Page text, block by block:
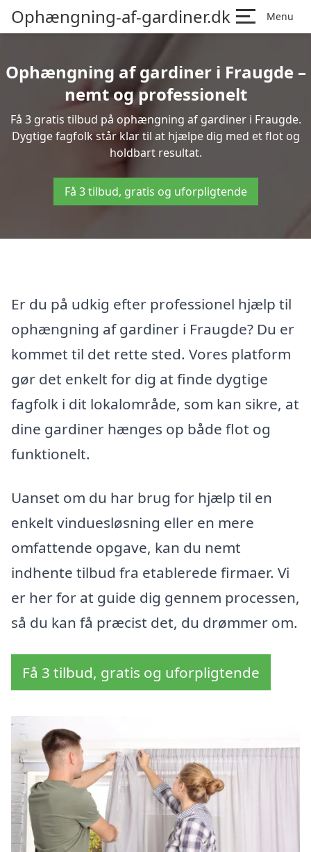
Ophængning-af-gardiner.dk Menu
Ophængning af gardiner i Fraugde –
nemt og professionelt
Få 3 gratis tilbud på ophængning af gardiner i Fraugde.
Dygtige fagfolk står klar til at hjælpe dig med et flot og
holdbart resultat.
Få 3 tilbud, gratis og uforpligtende
Er du på udkig efter professionel hjælp til
ophængning af gardiner i Fraugde? Du er
kommet til det rette sted. Vores platform
gør det enkelt for dig at finde dygtige
fagfolk i dit lokalområde, som kan sikre, at
dine gardiner hænges op både flot og
funktionelt.
Uanset om du har brug for hjælp til en
enkelt vinduesløsning eller en mere
omfattende opgave, kan du nemt
indhente tilbud fra etablerede firmaer. Vi
er her for at guide dig gennem processen,
så du kan få præcist det, du drømmer om.
Få 3 tilbud, gratis og uforpligtende